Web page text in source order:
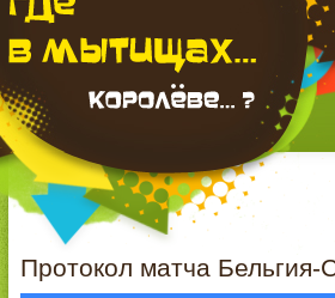
Протокол матча